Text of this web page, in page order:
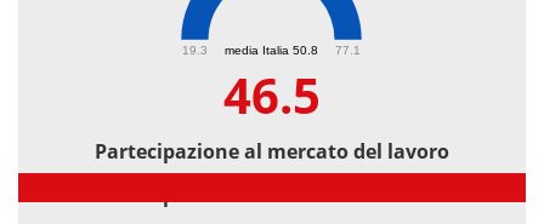
media Italia 50.8
19.3 77.1
46.5
Partecipazione al mercato del lavoro